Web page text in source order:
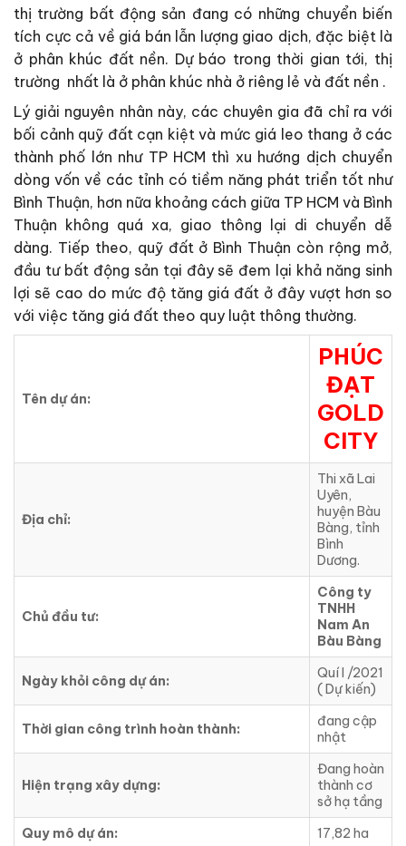
thị trường bất động sản đang có những chuyển biến
tích cực cả về giá bán lẫn lượng giao dịch, đặc biệt là
ở phân khúc đất nền. Dự báo trong thời gian tới, thị
trường nhất là ở phân khúc nhà ở riêng lẻ và đất nền .
Lý giải nguyên nhân này, các chuyên gia đã chỉ ra với
bối cảnh quỹ đất cạn kiệt và mức giá leo thang ở các
thành phố lớn như TP HCM thì xu hướng dịch chuyển
dòng vốn về các tỉnh có tiềm năng phát triển tốt như
Bình Thuận, hơn nữa khoảng cách giữa TP HCM và Bình
Thuận không quá xa, giao thông lại di chuyển dễ
dàng. Tiếp theo, quỹ đất ở Bình Thuận còn rộng mở,
đầu tư bất động sản tại đây sẽ đem lại khả năng sinh
lợi sẽ cao do mức độ tăng giá đất ở đây vượt hơn so
với việc tăng giá đất theo quy luật thông thường.
Tên dự án:
PHÚC
ĐẠT
GOLD
CITY
Địa chỉ:
Thi xã Lai
Uyên,
huyện Bàu
Bàng, tỉnh
Bình
Dương.
Chủ đầu tư:
Công ty
TNHH
Nam An
Bàu Bàng
Ngày khỏi công dự án:
Quí I /2021
( Dự kiến)
Thời gian công trình hoàn thành:
đang cập
nhật
Hiện trạng xây dựng:
Đang hoàn
thành cơ
sở hạ tầng
Quy mô dự án:
17,82 ha